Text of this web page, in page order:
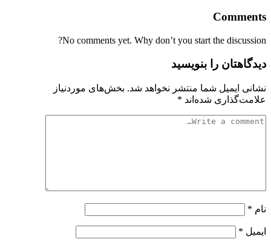
Comments
No comments yet. Why don’t you start the discussion?
دیدگاهتان را بنویسید
نشانی ایمیل شما منتشر نخواهد شد. بخش‌های موردنیاز
علامت‌گذاری شده‌اند *
نام *
ایمیل *